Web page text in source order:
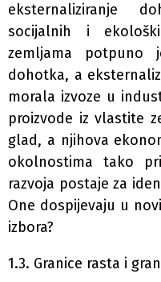
eksternaliziranje
socijalnih i
zemljama potpuno
dohotka, a
morala izvoze u
proizvode iz vlastite
glad, a njihova
okolnostima tako
razvoja postaje za
One dospijevaju u
izbora?
1.3. Granice rasta i